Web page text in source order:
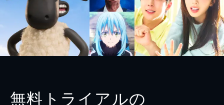
無料トライアルの